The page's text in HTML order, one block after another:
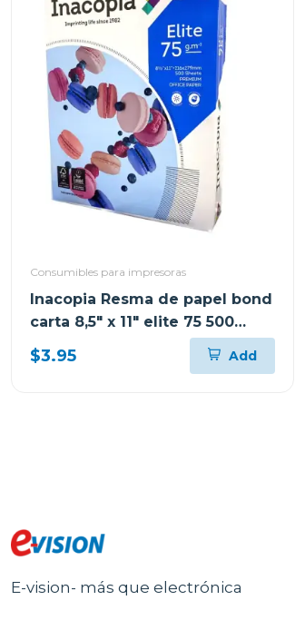
Consumibles para impresoras
Inacopia Resma de papel bond
carta 8,5" x 11" elite 75 500
hojas 20 lb
$3.95 Add
E-vision- más que electrónica